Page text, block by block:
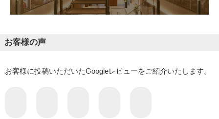
お客様の声
お客様に投稿いただいたGoogleレビューをご紹介いたします。